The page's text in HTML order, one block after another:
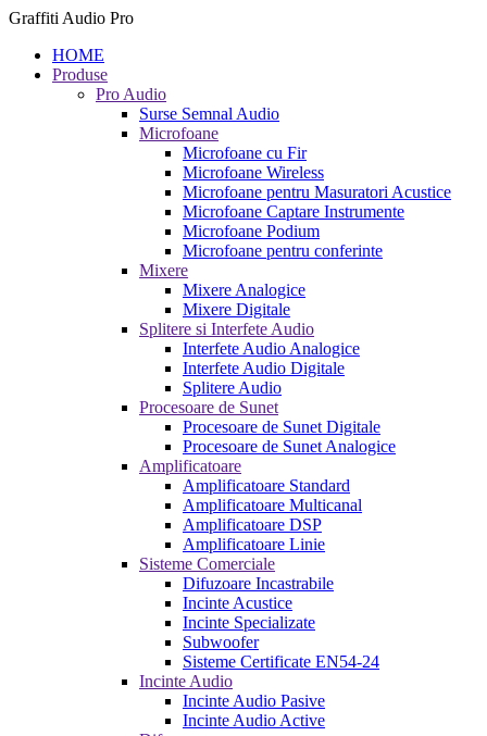
Graffiti Audio Pro
HOME
Produse
Pro Audio
Surse Semnal Audio
Microfoane
Microfoane cu Fir
Microfoane Wireless
Microfoane pentru Masuratori Acustice
Microfoane Captare Instrumente
Microfoane Podium
Microfoane pentru conferinte
Mixere
Mixere Analogice
Mixere Digitale
Splitere si Interfete Audio
Interfete Audio Analogice
Interfete Audio Digitale
Splitere Audio
Procesoare de Sunet
Procesoare de Sunet Digitale
Procesoare de Sunet Analogice
Amplificatoare
Amplificatoare Standard
Amplificatoare Multicanal
Amplificatoare DSP
Amplificatoare Linie
Sisteme Comerciale
Difuzoare Incastrabile
Incinte Acustice
Incinte Specializate
Subwoofer
Sisteme Certificate EN54-24
Incinte Audio
Incinte Audio Pasive
Incinte Audio Active